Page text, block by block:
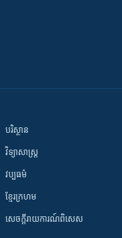
បរិស្ថាន
វិទ្យាសាស្រ្ត
វប្បធម៌
ខ្មែរក្រហម
សេចក្តីរាយការណ៍ពិសេស